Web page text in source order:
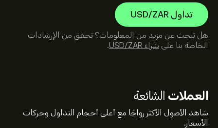
العملات الشائعة
شاهد الأصول الأكثر رواجًا مع أعلى أحجام التداول وحركات
الأسعار.
تداول USD/ZAR
هل تبحث عن مزيد من المعلومات؟ تحقق من الإرشادات
الخاصة بنا على شراء USD/ZAR .